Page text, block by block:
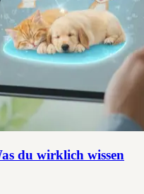
du wirklich wissen